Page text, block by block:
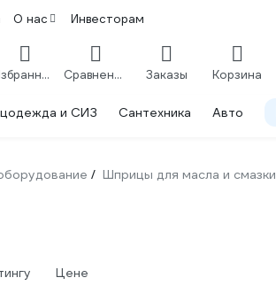
О нас Инвесторам
Избранное Сравнение Заказы Корзина
и СИЗ Сантехника Авто
/ Шприцы для масла и смазки
Цене